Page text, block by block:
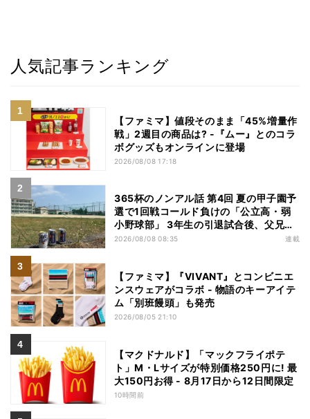
人気記事ランキング
【ファミマ】値段そのまま「45%増量作
戦」2週目の商品は? -『ムー』とのコラ
ボグッズもオンラインに登場
2026/08/08 17:18
365杯のノンアル話 第4回 夏の甲子園予
選で1回戦コールド負けの「公立高・弱
小野球部」 3年生の引退試合後、父兄
が“現場”で取り出したのは……
2026/08/08 08:35 連載
【ファミマ】『VIVANT』とコンビニエ
ンスウェアがコラボ - 物語のキーアイテ
ム「別班饅頭」も発売
2026/08/05 21:10
【マクドナルド】「マックフライポテ
ト」M・Lサイズが特別価格250円に! 最
大150円お得 - 8月17日から12日間限定
10時間前